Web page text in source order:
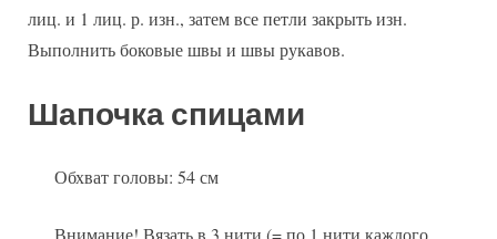
лиц. и 1 лиц. р. изн., затем все петли закрыть изн.
Выполнить боковые швы и швы рукавов.
Шапочка спицами
Обхват головы: 54 см
Внимание! Вязать в 3 нити (= по 1 нити каждого